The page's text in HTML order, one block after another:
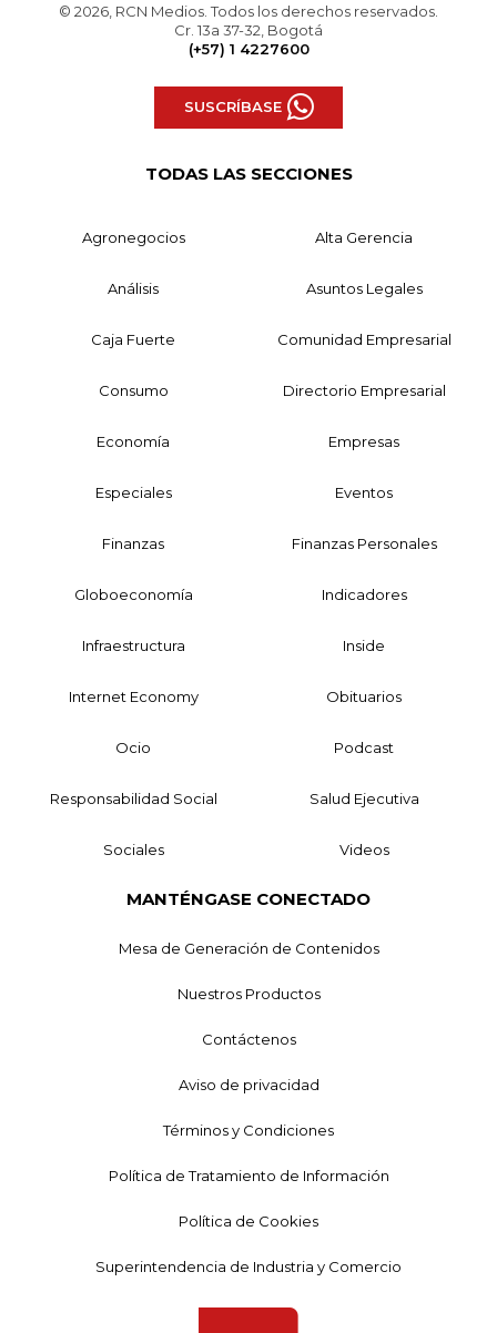
© 2026, RCN Medios. Todos los derechos reservados.
Cr. 13a 37-32, Bogotá
(+57) 1 4227600
SUSCRÍBASE
TODAS LAS SECCIONES
Agronegocios Alta Gerencia
Análisis Asuntos Legales
Caja Fuerte Comunidad Empresarial
Consumo Directorio Empresarial
Economía Empresas
Especiales Eventos
Finanzas Finanzas Personales
Globoeconomía Indicadores
Infraestructura Inside
Internet Economy Obituarios
Ocio Podcast
Responsabilidad Social Salud Ejecutiva
Sociales Videos
MANTÉNGASE CONECTADO
Mesa de Generación de Contenidos
Nuestros Productos
Contáctenos
Aviso de privacidad
Términos y Condiciones
Política de Tratamiento de Información
Política de Cookies
Superintendencia de Industria y Comercio